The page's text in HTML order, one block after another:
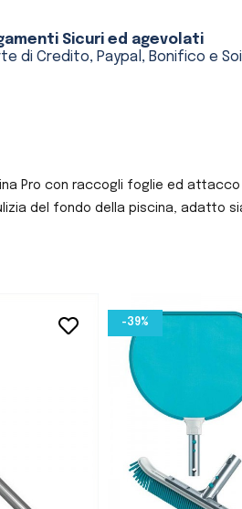
Sicuri ed agevolati
di Credito, Paypal, Bonifico e
Pro con raccogli foglie ed attacco
del fondo della piscina, adatto
favorite_border -39%